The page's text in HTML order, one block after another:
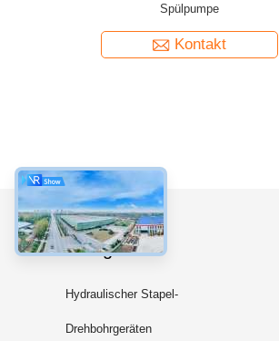
Erforschungstechnik
Kontakt
Kategorien
Hydraulischer Stapel-
Unterbrecher
Drehbohrgeräten